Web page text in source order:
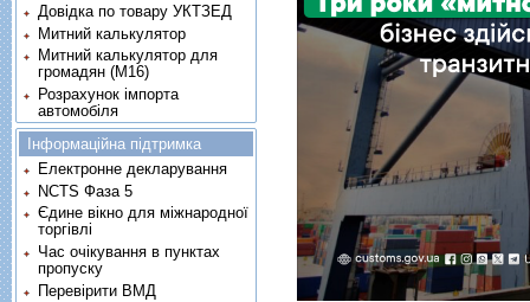
Довідка по товару УКТЗЕД
Митний калькулятор
Митний калькулятор для
громадян (М16)
Розрахунок імпорта
автомобіля
Інформаційна підтримка
Електронне декларування
NCTS Фаза 5
Єдине вікно для міжнародної
торгівлі
Час очікування в пунктах
пропуску
Перевірити ВМД